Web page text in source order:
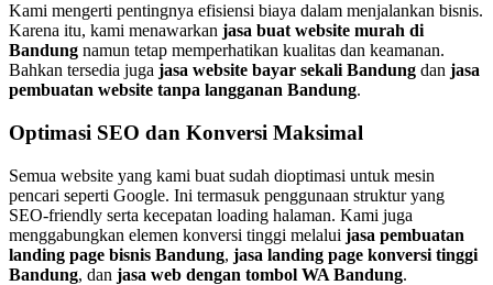
Kami mengerti pentingnya efisiensi biaya dalam menjalankan bisnis.
Karena itu, kami menawarkan jasa buat website murah di
Bandung namun tetap memperhatikan kualitas dan keamanan.
Bahkan tersedia juga jasa website bayar sekali Bandung dan jasa
pembuatan website tanpa langganan Bandung.
Optimasi SEO dan Konversi Maksimal
Semua website yang kami buat sudah dioptimasi untuk mesin
pencari seperti Google. Ini termasuk penggunaan struktur yang
SEO-friendly serta kecepatan loading halaman. Kami juga
menggabungkan elemen konversi tinggi melalui jasa pembuatan
landing page bisnis Bandung, jasa landing page konversi tinggi
Bandung, dan jasa web dengan tombol WA Bandung.